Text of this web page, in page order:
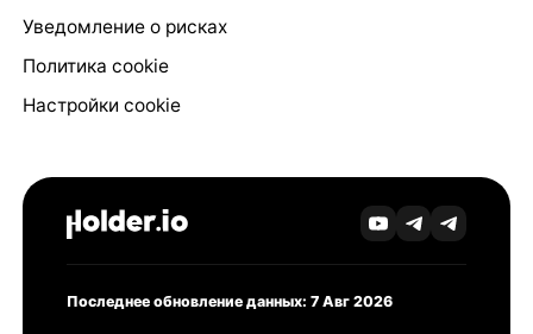
Уведомление о рисках
Политика cookie
Настройки cookie
Последнее обновление данных: 7 Авг 2026